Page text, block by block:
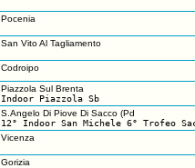
Pocenia
San Vito Al Tagliamento
Codroipo
Piazzola Sul Brenta
Indoor Piazzola Sb
S.Angelo Di Piove Di Sacco (Pd
12° Indoor San Michele 6° Trofeo
Vicenza
Gorizia